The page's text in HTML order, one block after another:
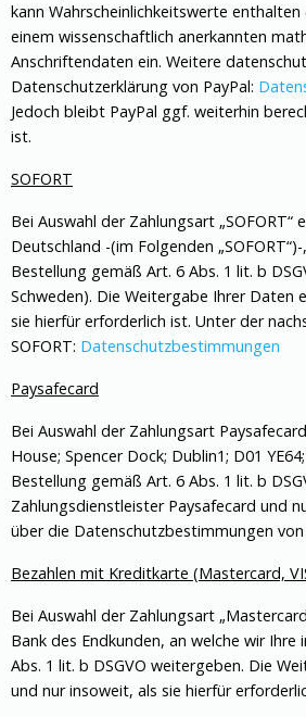
kann Wahrscheinlichkeitswerte
einem wissenschaftlich anerkannten
Anschriftendaten ein. Weitere
Datenschutzerklärung von PayPal:
Jedoch bleibt PayPal ggf. weiterhin
ist.
SOFORT
Bei Auswahl der Zahlungsart
Deutschland -(im Folgenden
Bestellung gemäß Art. 6 Abs. 1 lit. b
Schweden). Die Weitergabe Ihrer Daten
sie hierfür erforderlich ist. Unter der
SOFORT: Datenschutzbestimmungen
Paysafecard
Bei Auswahl der Zahlungsart
House; Spencer Dock; Dublin1; D01
Bestellung gemäß Art. 6 Abs. 1 lit. b
Zahlungsdienstleister Paysafecard und
über die Datenschutzbestimmungen
Bezahlen mit Kreditkarte (Mastercard,
Bei Auswahl der Zahlungsart
Bank des Endkunden, an welche wir
Abs. 1 lit. b DSGVO weitergeben. Die
und nur insoweit, als sie hierfür